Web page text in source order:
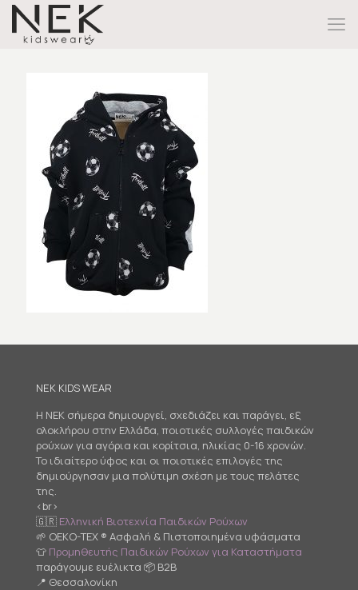
NEK KIDS WEAR
Η NEK σήμερα δημιουργεί, σχεδιάζει και παράγει, εξ
ολοκλήρου στην Ελλάδα, ποιοτικές συλλογές παιδικών
ρούχων για αγόρια και κορίτσια, ηλικίας 0-16 χρονών.
Το ιδιαίτερο ύφος και οι ποιοτικές επιλογές της
δημιούργησαν μια πολύτιμη σχέση με τους πελάτες
της.
<br>
🇬🇷 Ελληνική Βιοτεχνία Παιδικών Ρούχων
🌱 OEKO-TEX ® Ασφαλή & Πιστοποιημένα υφάσματα
👕 Προμηθευτής Παιδικών Ρούχων για Καταστήματα
παράγουμε ευέλικτα 📦 B2B
📍 Θεσσαλονίκη